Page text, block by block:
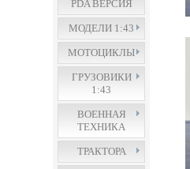
PDA ВЕРСИЯ
МОДЕЛИ 1:43
МОТОЦИКЛЫ
ГРУЗОВИКИ
1:43
ВОЕННАЯ
ТЕХНИКА
ТРАКТОРА